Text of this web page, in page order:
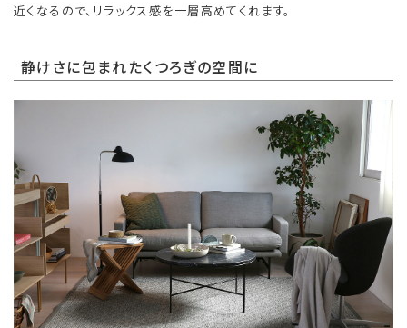
近くなるので、リラックス感を一層高めてくれます。
静けさに包まれたくつろぎの空間に